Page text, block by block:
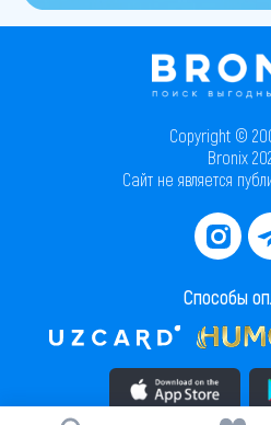
Copyright ©
Bronix
Сайт не является
Способы
Скачать приложение